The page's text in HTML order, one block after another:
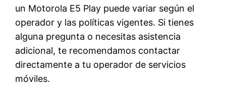
un Motorola E5 Play puede variar según el
operador y las políticas vigentes. Si tienes
alguna pregunta o necesitas asistencia
adicional, te recomendamos contactar
directamente a tu operador de servicios
móviles.